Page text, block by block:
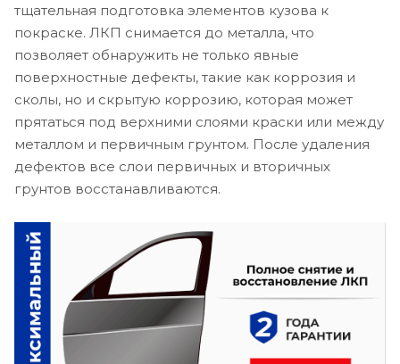
тщательная подготовка элементов кузова к
покраске. ЛКП снимается до металла, что
позволяет обнаружить не только явные
поверхностные дефекты, такие как коррозия и
сколы, но и скрытую коррозию, которая может
прятаться под верхними слоями краски или между
металлом и первичным грунтом. После удаления
дефектов все слои первичных и вторичных
грунтов восстанавливаются.